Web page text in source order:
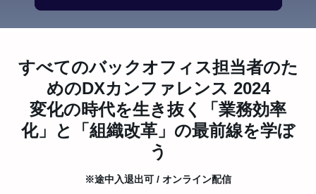
すべてのバックオフィス担当者のた
めのDXカンファレンス 2024
変化の時代を生き抜く「業務効率
化」と「組織改革」の最前線を学ぼ
う
※途中入退出可 / オンライン配信